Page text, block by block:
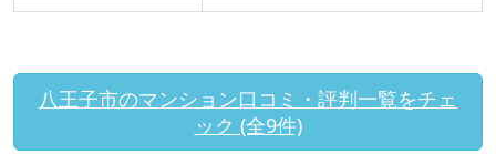
八王子市のマンション口コミ・評判一覧をチェ
ック (全9件)